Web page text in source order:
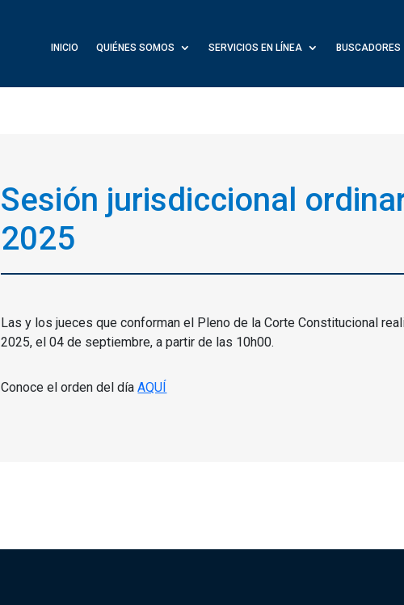
INICIO QUIÉNES SOMOS SERVICIOS EN LÍNEA BUSCADORES
Sesión jurisdiccional
2025
Las y los jueces que conforman el Pleno de la Corte Constitucional
2025, el 04 de septiembre, a partir de las 10h00.
Conoce el orden del díaAQUÍ